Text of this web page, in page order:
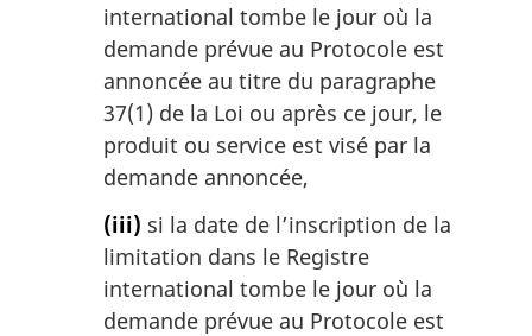
international tombe le jour où la
demande prévue au Protocole est
annoncée au titre du paragraphe
37(1) de la Loi ou après ce jour, le
produit ou service est visé par la
demande annoncée,
(iii) si la date de l’inscription de la
limitation dans le Registre
international tombe le jour où la
demande prévue au Protocole est